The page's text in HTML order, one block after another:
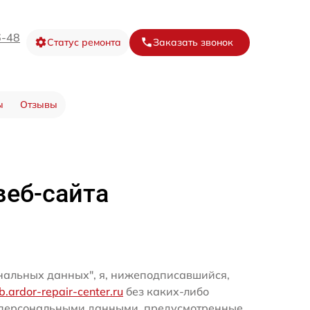
48 Статус ремонта Заказать звонок
Отзывы
сайта
данных", я, нижеподписавшийся,
repair-center.ru без каких-либо